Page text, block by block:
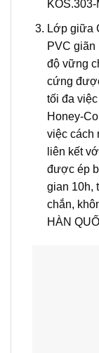
Lớp giữa
PVC
độ vững
cứng
tối đa
Honey-
việc cách
liên kết
được ép
gian 10h,
chắn,
HÀN